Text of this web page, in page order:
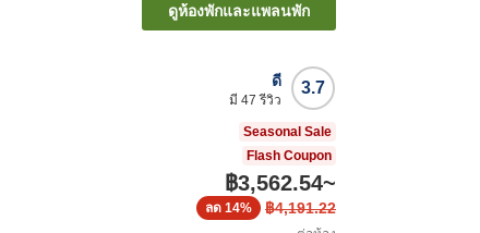
ดูห้องพักและแพลนพัก
3.7
ดี
มี 47 รีวิว
Seasonal Sale
Flash Coupon
฿3,562.54~
฿4,191.22
ลด 14%